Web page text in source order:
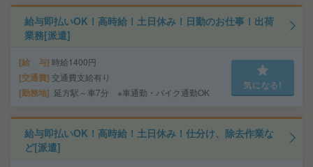
給与即払いOK！高時給！土日休み！日勤のお仕事！出荷
業務[派遣]
給 与 時給1400円
交通費 交通費支給有り
勤務地 延方駅～車7分 ※車通勤・バイク通勤OK
気になる!
給与即払いOK！高時給！土日休み！仕分け、除去作業な
ど[派遣]